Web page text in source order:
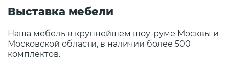
Выставка мебели
Наша мебель в крупнейшем шоу-руме Москвы и
Московской области, в наличии более 500
комплектов.